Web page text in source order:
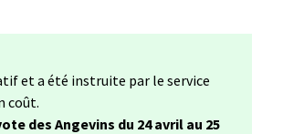
et a été instruite par le service
coût.
des Angevins du 24 avril au 25